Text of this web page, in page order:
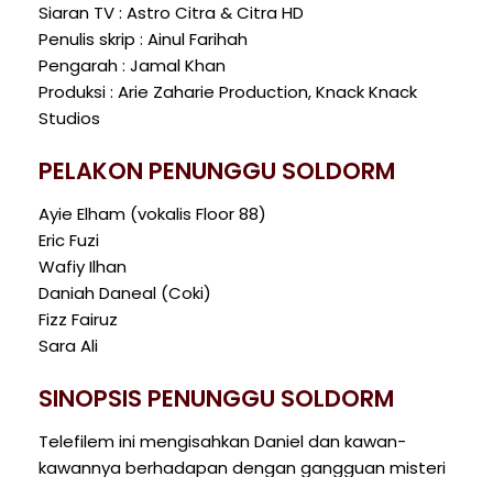
Siaran TV : Astro Citra & Citra HD
Penulis skrip : Ainul Farihah
Pengarah : Jamal Khan
Produksi : Arie Zaharie Production, Knack Knack
Studios
PELAKON PENUNGGU SOLDORM
Ayie Elham (vokalis Floor 88)
Eric Fuzi
Wafiy Ilhan
Daniah Daneal (Coki)
Fizz Fairuz
Sara Ali
SINOPSIS PENUNGGU SOLDORM
Telefilem ini mengisahkan Daniel dan kawan-
kawannya berhadapan dengan gangguan misteri